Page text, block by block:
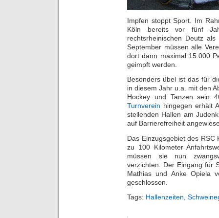
Impfen stoppt Sport. Im
Köln bereits vor fünf
rechtsrheinischen Deutz
September müssen alle
dort dann maximal 15.000
geimpft werden.
Besonders übel ist das für
in diesem Jahr u.a. mit den
Hockey und Tanzen sein
Turnverein hingegen erhält
stellenden Hallen am
auf Barrierefreiheit
Das Einzugsgebiet des
zu 100 Kilometer
müssen sie nun
verzichten. Der Eingang für
Mathias und Anke Opiela
geschlossen.
Tags: Hallenzeiten,